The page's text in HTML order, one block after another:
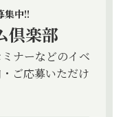
集中!!
倶楽部
ナーなどのイベ
ご応募いただけ